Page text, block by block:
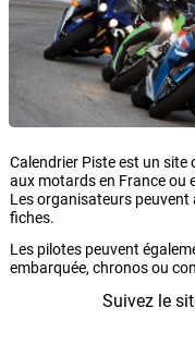
Calendrier Piste est un
aux motards en France ou
Les organisateurs
fiches.
Les pilotes peuvent
embarquée, chronos ou
Suivez le